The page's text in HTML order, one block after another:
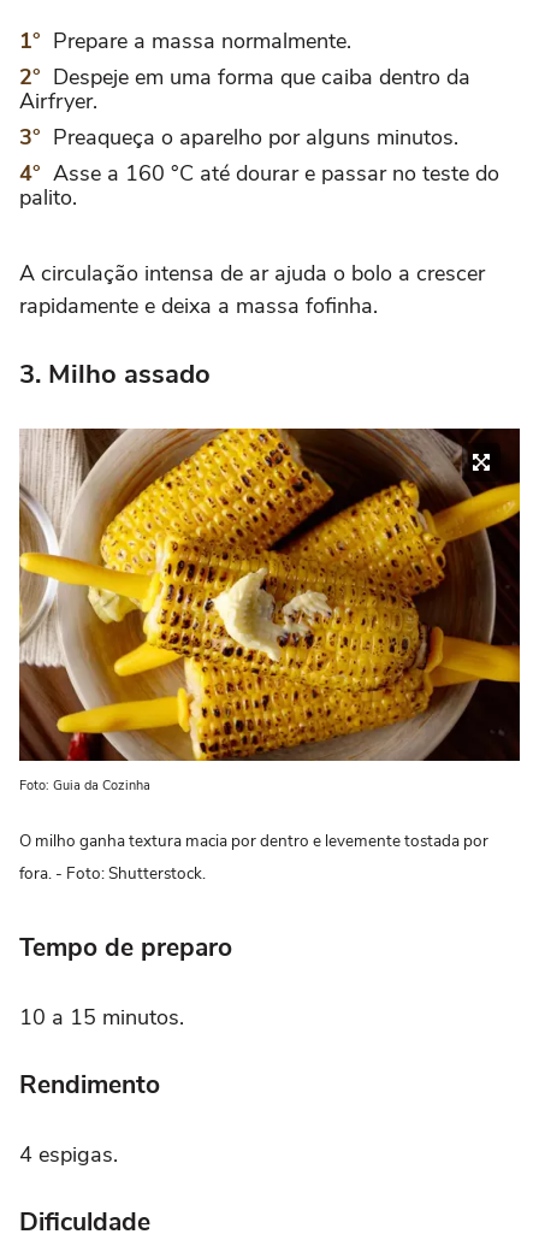
Prepare a massa normalmente.
Despeje em uma forma que caiba dentro da
Airfryer.
Preaqueça o aparelho por alguns minutos.
Asse a 160 °C até dourar e passar no teste do
palito.
A circulação intensa de ar ajuda o bolo a crescer
rapidamente e deixa a massa fofinha.
3. Milho assado
Foto: Guia da Cozinha
O milho ganha textura macia por dentro e levemente tostada por
fora. - Foto: Shutterstock.
Tempo de preparo
10 a 15 minutos.
Rendimento
4 espigas.
Dificuldade